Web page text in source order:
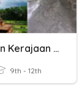
Assesmen Kerajaan Hindu-Budha
9th - 12th